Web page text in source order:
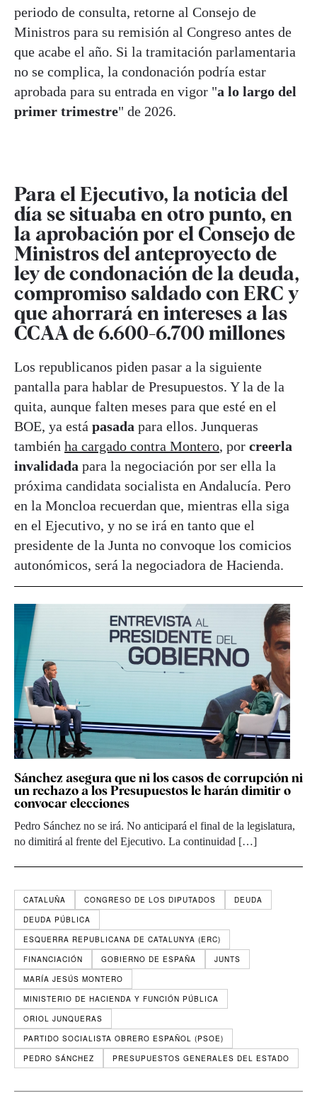
periodo de consulta, retorne al Consejo de
Ministros para su remisión al Congreso antes de
que acabe el año. Si la tramitación parlamentaria
no se complica, la condonación podría estar
aprobada para su entrada en vigor "a lo largo del
primer trimestre" de 2026.
Para el Ejecutivo, la noticia del
día se situaba en otro punto, en
la aprobación por el Consejo de
Ministros del anteproyecto de
ley de condonación de la deuda,
compromiso saldado con ERC y
que ahorrará en intereses a las
CCAA de 6.600-6.700 millones
Los republicanos piden pasar a la siguiente
pantalla para hablar de Presupuestos. Y la de la
quita, aunque falten meses para que esté en el
BOE, ya está pasada para ellos. Junqueras
también ha cargado contra Montero, por creerla
invalidada para la negociación por ser ella la
próxima candidata socialista en Andalucía. Pero
en la Moncloa recuerdan que, mientras ella siga
en el Ejecutivo, y no se irá en tanto que el
presidente de la Junta no convoque los comicios
autonómicos, será la negociadora de Hacienda.
Sánchez asegura que ni los casos de corrupción ni
un rechazo a los Presupuestos le harán dimitir o
convocar elecciones
Pedro Sánchez no se irá. No anticipará el final de la legislatura,
no dimitirá al frente del Ejecutivo. La continuidad […]
CATALUÑA CONGRESO DE LOS DIPUTADOS
DEUDA
DEUDA PÚBLICA
ESQUERRA REPUBLICANA DE CATALUNYA (ERC)
FINANCIACIÓN
GOBIERNO DE ESPAÑA
JUNTS
MARÍA JESÚS MONTERO
MINISTERIO DE HACIENDA Y FUNCIÓN PÚBLICA
ORIOL JUNQUERAS
PARTIDO SOCIALISTA OBRERO ESPAÑOL (PSOE)
PEDRO SÁNCHEZ
PRESUPUESTOS GENERALES DEL ESTADO